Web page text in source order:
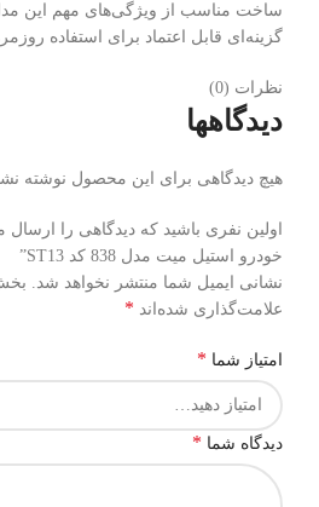
ساخت مناسب از ویژگی‌های مهم این
گزینه‌ای قابل اعتماد برای استفاده
نظرات (0)
دیدگاهها
هیچ دیدگاهی برای این محصول نوشته
اولین نفری باشید که دیدگاهی را ارسال
خودرو استیل میت مدل 838 کد ST13”
نشانی ایمیل شما منتشر نخواهد شد.
علامت‌گذاری شده‌اند *
امتیاز شما *
دیدگاه شما *